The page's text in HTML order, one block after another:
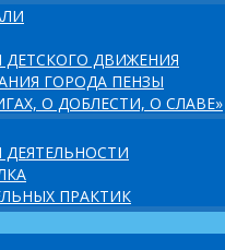
ДВИЖЕНИЯ
ГОРОДА ПЕНЗЫ
О ДОБЛЕСТИ, О СЛАВЕ»
ПРАКТИК